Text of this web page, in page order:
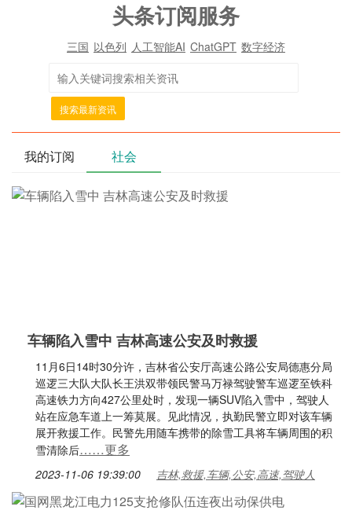
头条订阅服务
三国 以色列 人工智能AI ChatGPT 数字经济
搜索最新资讯
我的订阅 社会
车辆陷入雪中 吉林高速公安及时救援
11月6日14时30分许，吉林省公安厅高速公路公安局德惠分局
巡逻三大队大队长王洪双带领民警马万禄驾驶警车巡逻至铁科
高速铁力方向427公里处时，发现一辆SUV陷入雪中，驾驶人
站在应急车道上一筹莫展。见此情况，执勤民警立即对该车辆
展开救援工作。民警先用随车携带的除雪工具将车辆周围的积
雪清除后……更多
2023-11-06 19:39:00 吉林,救援,车辆,公安,高速,驾驶人